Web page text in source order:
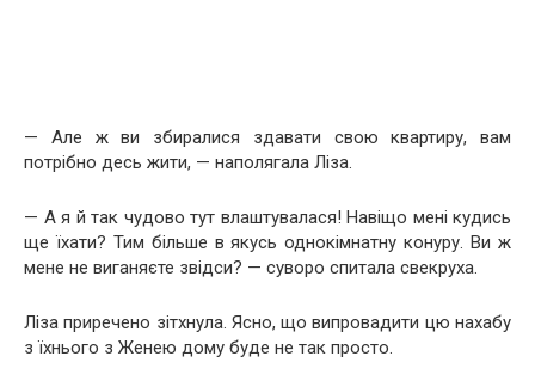
— Але ж ви збиралися здавати свою квартиру, вам
потрібно десь жити, — наполягала Ліза.
— А я й так чудово тут влаштувалася! Навіщо мені кудись
ще їхати? Тим більше в якусь однокімнатну конуру. Ви ж
мене не виганяєте звідси? — суворо спитала свекруха.
Ліза приречено зітхнула. Ясно, що випровадити цю нахабу
з їхнього з Женею дому буде не так просто.